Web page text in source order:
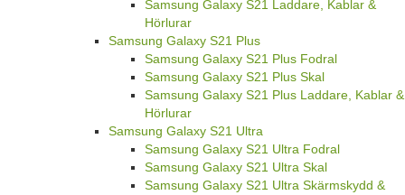
Samsung Galaxy S21 Laddare, Kablar &
Hörlurar
Samsung Galaxy S21 Plus
Samsung Galaxy S21 Plus Fodral
Samsung Galaxy S21 Plus Skal
Samsung Galaxy S21 Plus Laddare, Kablar &
Hörlurar
Samsung Galaxy S21 Ultra
Samsung Galaxy S21 Ultra Fodral
Samsung Galaxy S21 Ultra Skal
Samsung Galaxy S21 Ultra Skärmskydd &